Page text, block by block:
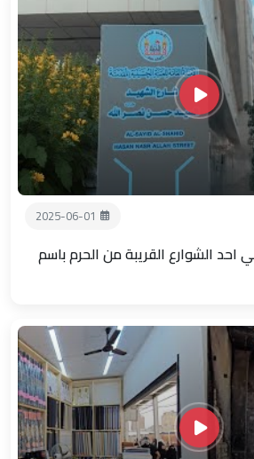
2025-06-01
احد الشوارع القريبة من الحرم باسم